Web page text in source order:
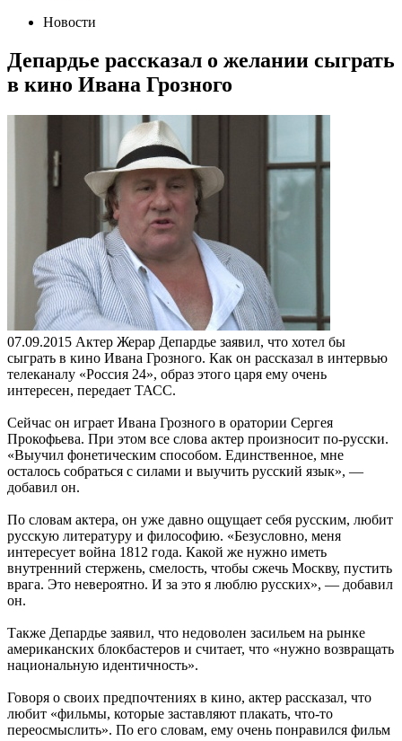
Новости
Депардье рассказал о желании сыграть
в кино Ивана Грозного
07.09.2015 Актер Жерар Депардье заявил, что хотел бы
сыграть в кино Ивана Грозного. Как он рассказал в интервью
телеканалу «Россия 24», образ этого царя ему очень
интересен, передает ТАСС.
Сейчас он играет Ивана Грозного в оратории Сергея
Прокофьева. При этом все слова актер произносит по-русски.
«Выучил фонетическим способом. Единственное, мне
осталось собраться с силами и выучить русский язык», —
добавил он.
По словам актера, он уже давно ощущает себя русским, любит
русскую литературу и философию. «Безусловно, меня
интересует война 1812 года. Какой же нужно иметь
внутренний стержень, смелость, чтобы сжечь Москву, пустить
врага. Это невероятно. И за это я люблю русских», — добавил
он.
Также Депардье заявил, что недоволен засильем на рынке
американских блокбастеров и считает, что «нужно возвращать
национальную идентичность».
Говоря о своих предпочтениях в кино, актер рассказал, что
любит «фильмы, которые заставляют плакать, что-то
переосмыслить». По его словам, ему очень понравился фильм